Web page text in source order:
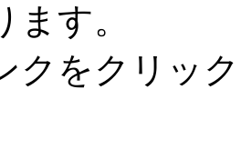
ます。
をクリッ